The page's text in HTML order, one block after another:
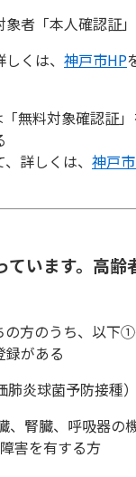
者「本人確認証
くは、 神戸市HP
無料対象確認証
詳しくは、 神戸
ています。高
の方のうち、以
がある
炎球菌予防接種
腎臓、呼吸器の
害を有する方